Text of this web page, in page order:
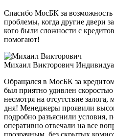
Спасибо МосБК за
проблемы, когда другие двери
кого были сложности с
помогают!
Михаил Викторович
Обращался в МосБК за
был приятно удивлен
несмотря на отсутствие залога,
дня! Менеджеры проявили
подробно разъяснили условия,
оперативно отвечали на все
прозрачным, без скрытых